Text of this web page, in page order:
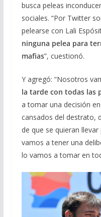
busca peleas
sociales. “Por Twitter
pelearse con Lali
ninguna pelea para
mafias”, cuestionó.
Y agregó: “Nosotros
la tarde con todas las
a tomar una decisión
cansados del destrato,
de que se quieran
vamos a tener una
lo vamos a tomar en